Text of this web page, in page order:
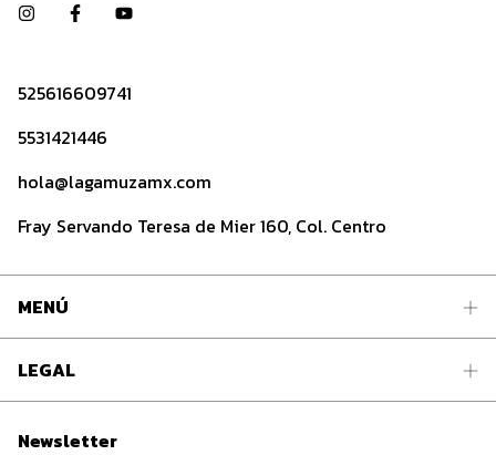
525616609741
5531421446
hola@lagamuzamx.com
Fray Servando Teresa de Mier 160, Col. Centro
MENÚ
LEGAL
Newsletter